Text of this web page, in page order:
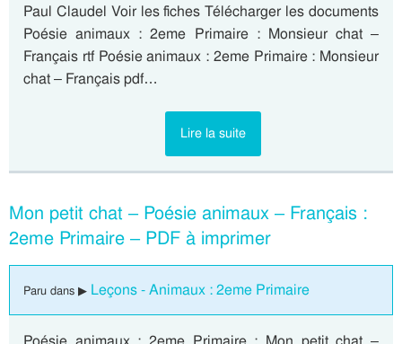
Paul Claudel Voir les fiches Télécharger les documents
Poésie animaux : 2eme Primaire : Monsieur chat –
Français rtf Poésie animaux : 2eme Primaire : Monsieur
chat – Français pdf…
Lire la suite
Mon petit chat – Poésie animaux – Français :
2eme Primaire – PDF à imprimer
Paru dans ▶ Leçons - Animaux : 2eme Primaire